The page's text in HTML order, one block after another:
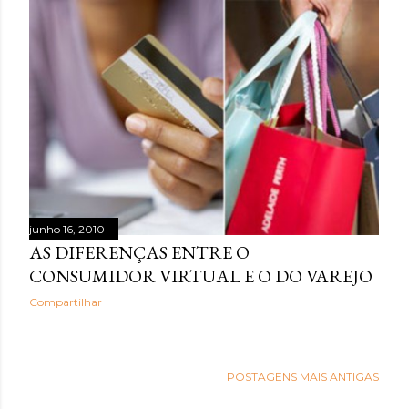
junho 16, 2010
AS DIFERENÇAS ENTRE O
CONSUMIDOR VIRTUAL E O DO VAREJO
Compartilhar
POSTAGENS MAIS ANTIGAS